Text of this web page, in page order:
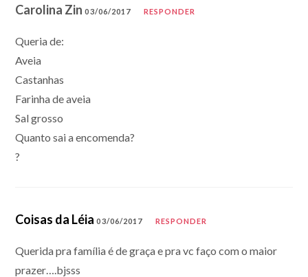
Carolina Zin03/06/2017 RESPONDER
Queria de:
Aveia
Castanhas
Farinha de aveia
Sal grosso
Quanto sai a encomenda?
?
Coisas da Léia 03/06/2017 RESPONDER
Querida pra família é de graça e pra vc faço com o maior
prazer….bjsss